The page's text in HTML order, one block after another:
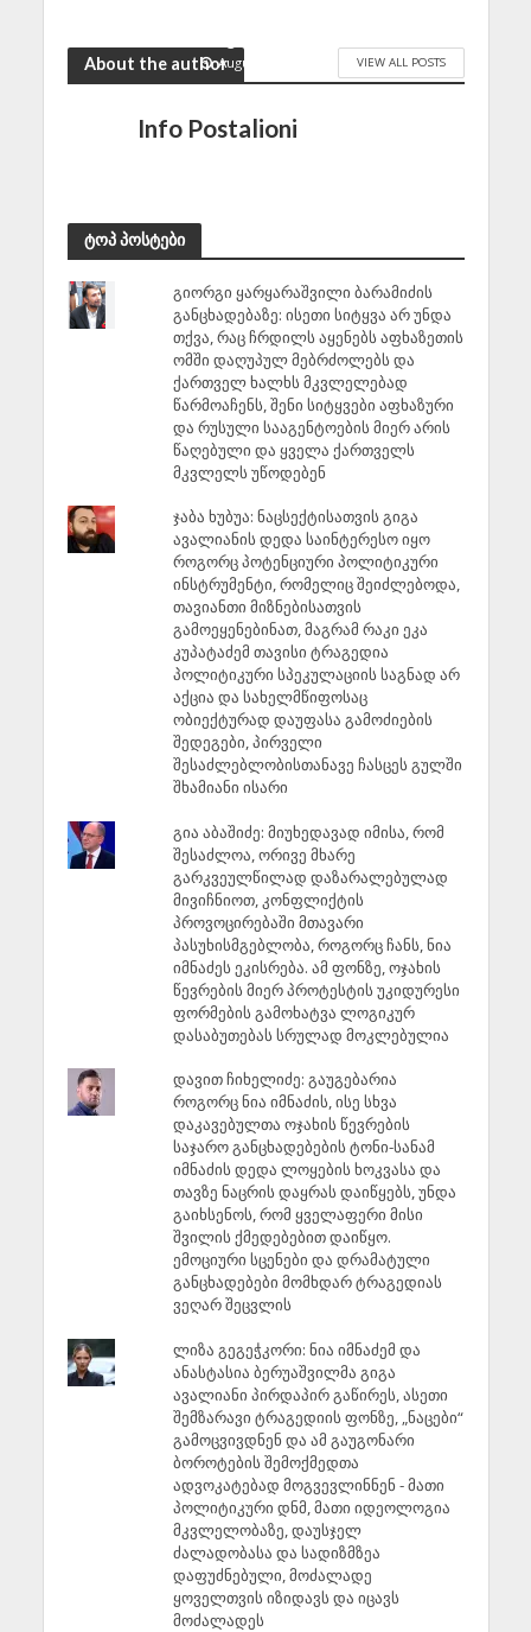
August 7, 2026
About the author VIEW ALL POSTS
Info Postalioni
ტოპ პოსტები
გიორგი ყარყარაშვილი ბარამიძის
განცხადებაზე: ისეთი სიტყვა არ უნდა
თქვა, რაც ჩრდილს აყენებს აფხაზეთის
ომში დაღუპულ მებრძოლებს და
ქართველ ხალხს მკვლელებად
წარმოაჩენს, შენი სიტყვები აფხაზური
და რუსული სააგენტოების მიერ არის
წაღებული და ყველა ქართველს
მკვლელს უწოდებენ
ჯაბა ხუბუა: ნაცსექტისათვის გიგა
ავალიანის დედა საინტერესო იყო
როგორც პოტენციური პოლიტიკური
ინსტრუმენტი, რომელიც შეიძლებოდა,
თავიანთი მიზნებისათვის
გამოეყენებინათ, მაგრამ რაკი ეკა
კუპატაძემ თავისი ტრაგედია
პოლიტიკური სპეკულაციის საგნად არ
აქცია და სახელმწიფოსაც
ობიექტურად დაუფასა გამოძიების
შედეგები, პირველი
შესაძლებლობისთანავე ჩასცეს გულში
შხამიანი ისარი
გია აბაშიძე: მიუხედავად იმისა, რომ
შესაძლოა, ორივე მხარე
გარკვეულწილად დაზარალებულად
მივიჩნიოთ, კონფლიქტის
პროვოცირებაში მთავარი
პასუხისმგებლობა, როგორც ჩანს, ნია
იმნაძეს ეკისრება. ამ ფონზე, ოჯახის
წევრების მიერ პროტესტის უკიდურესი
ფორმების გამოხატვა ლოგიკურ
დასაბუთებას სრულად მოკლებულია
დავით ჩიხელიძე: გაუგებარია
როგორც ნია იმნაძის, ისე სხვა
დაკავებულთა ოჯახის წევრების
საჯარო განცხადებების ტონი-სანამ
იმნაძის დედა ლოყების ხოკვასა და
თავზე ნაცრის დაყრას დაიწყებს, უნდა
გაიხსენოს, რომ ყველაფერი მისი
შვილის ქმედებებით დაიწყო.
ემოციური სცენები და დრამატული
განცხადებები მომხდარ ტრაგედიას
ვეღარ შეცვლის
ლიზა გეგეჭკორი: ნია იმნაძემ და
ანასტასია ბერუაშვილმა გიგა
ავალიანი პირდაპირ გაწირეს, ასეთი
შემზარავი ტრაგედიის ფონზე, „ნაცები“
გამოცვივდნენ და ამ გაუგონარი
ბოროტების შემოქმედთა
ადვოკატებად მოგვევლინნენ - მათი
პოლიტიკური დნმ, მათი იდეოლოგია
მკვლელობაზე, დაუსჯელ
ძალადობასა და სადიზმზეა
დაფუძნებული, მოძალადე
ყოველთვის იზიდავს და იცავს
მოძალადეს